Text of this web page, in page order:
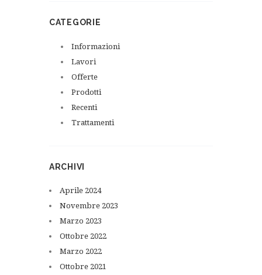
CATEGORIE
Informazioni
Lavori
Offerte
Prodotti
Recenti
Trattamenti
ARCHIVI
Aprile 2024
Novembre 2023
Marzo 2023
Ottobre 2022
Marzo 2022
Ottobre 2021